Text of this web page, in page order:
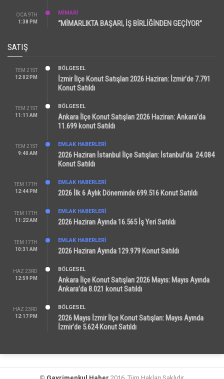
OCA 9TH
1:38 PM
MİMARİ
“MİMARLIKTA BAŞARI, İŞ BİRLİĞİNDEN GEÇİYOR”
SATIŞ
TEM 21ST
12:02 PM
BÖLGESEL
İzmir İlçe Konut Satışları 2026 Haziran: İzmir’de 7.791
Konut Satıldı
TEM 21ST
11:11 AM
BÖLGESEL
Ankara İlçe Konut Satışları 2026 Haziran: Ankara’da
11.699 konut Satıldı
TEM 21ST
9:40 AM
EMLAK HABERLERI
2026 Haziran İstanbul İlçe Satışları: İstanbul’da 24.084
Konut Satıldı
TEM 17TH
12:44 PM
EMLAK HABERLERI
2026 İlk 6 Aylık Döneminde 699.516 Konut Satıldı
TEM 17TH
11:22 AM
EMLAK HABERLERI
2026 Haziran Ayında 16.565 İş Yeri Satıldı
TEM 17TH
10:31 AM
EMLAK HABERLERI
2026 Haziran Ayında 129.979 Konut Satıldı
HAZ 23RD
12:59 PM
BÖLGESEL
Ankara İlçe Konut Satışları 2026 Mayıs: Mayıs Ayında
Ankara’da 8.021 konut Satıldı
HAZ 23RD
12:17 PM
BÖLGESEL
2026 Mayıs İzmir İlçe Konut Satışları: Mayıs Ayında
İzmir’de 5.624 Konut Satıldı